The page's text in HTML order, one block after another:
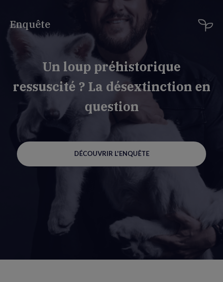
Enquête
Un loup préhistorique
ressuscité ? La désextinction en
question
DÉCOUVRIR L'ENQUÊTE